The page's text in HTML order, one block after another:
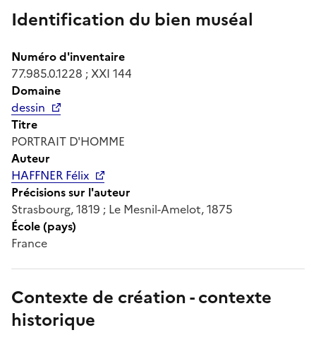
Identification du bien muséal
Numéro d'inventaire
77.985.0.1228 ; XXI 144
Domaine
dessin
Titre
PORTRAIT D'HOMME
Auteur
HAFFNER Félix
Précisions sur l'auteur
Strasbourg, 1819 ; Le Mesnil-Amelot, 1875
École (pays)
France
Contexte de création - contexte
historique